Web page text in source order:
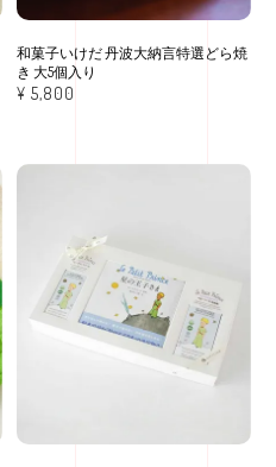
和菓子いけだ 丹波大納言特選どら焼
き 大5個入り
¥ 5,800